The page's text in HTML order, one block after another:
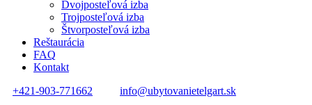
Dvojposteľová izba
Trojposteľová izba
Štvorposteľová izba
Reštaurácia
FAQ
Kontakt
+421-903-771662
info@ubytovanietelgart.sk